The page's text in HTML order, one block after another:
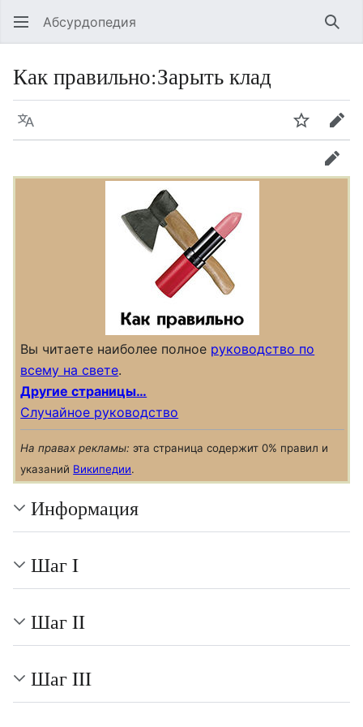
Абсурдопедия
Как правильно:Зарыть клад
Язык
Вы читаете наиболее полное руководство по
всему на свете.
Другие страницы…
Случайное руководство
На правах рекламы: эта страница содержит 0% правил и
указаний Википедии.
Информация
Шаг I
Шаг II
Шаг III